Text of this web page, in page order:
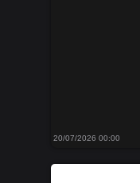
20/07/2026 00:00